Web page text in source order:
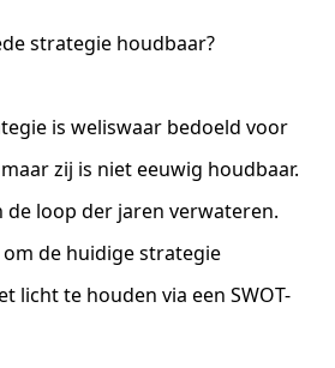
strategie houdbaar?
is weliswaar bedoeld voor
zij is niet eeuwig houdbaar.
de loop der jaren verwateren.
de huidige strategie
licht te houden via een SWOT-